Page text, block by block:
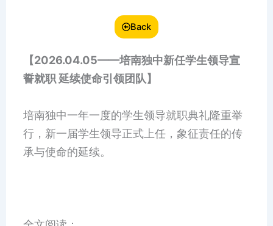
Back
【2026.04.05——培南独中新任学生领导宣
誓就职 延续使命引领团队】
培南独中一年一度的学生领导就职典礼隆重举
行，新一届学生领导正式上任，象征责任的传
承与使命的延续。